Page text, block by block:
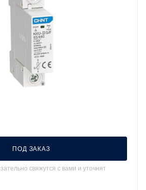
ПОД ЗАКАЗ
свяжутся с вами и уточнят